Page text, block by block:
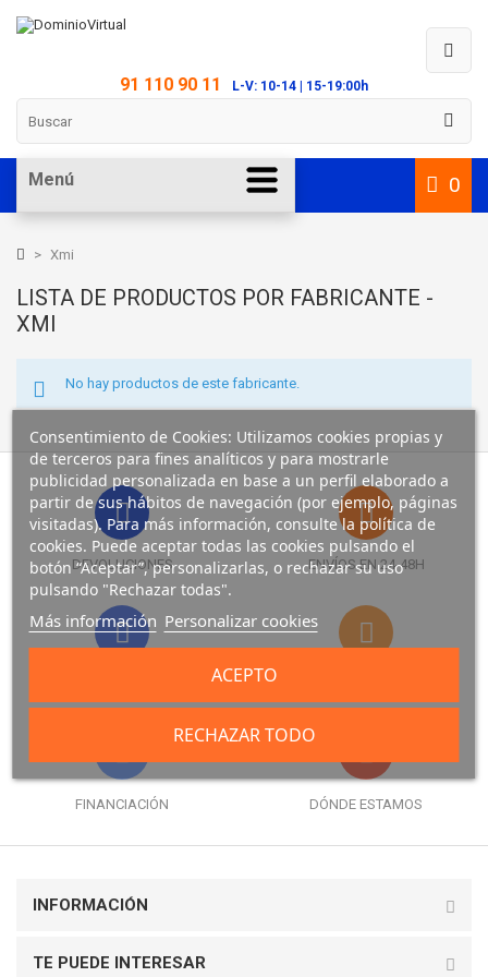
91 110 90 11 L-V: 10-14 | 15-19:00h
0
Menú
> Xmi
LISTA DE PRODUCTOS POR FABRICANTE -
XMI
No hay productos de este fabricante.
DEVOLUCIONES ENVÍOS EN 24-48H
FINANCIACIÓN DÓNDE ESTAMOS
INFORMACIÓN
TE PUEDE INTERESAR
Consentimiento de Cookies: Utilizamos cookies propias y
de terceros para fines analíticos y para mostrarle
publicidad personalizada en base a un perfil elaborado a
partir de sus hábitos de navegación (por ejemplo, páginas
visitadas). Para más información, consulte la política de
cookies. Puede aceptar todas las cookies pulsando el
botón “Aceptar”, personalizarlas, o rechazar su uso
pulsando "Rechazar todas".
Más información Personalizar cookies
RECHAZAR TODO
ACEPTO